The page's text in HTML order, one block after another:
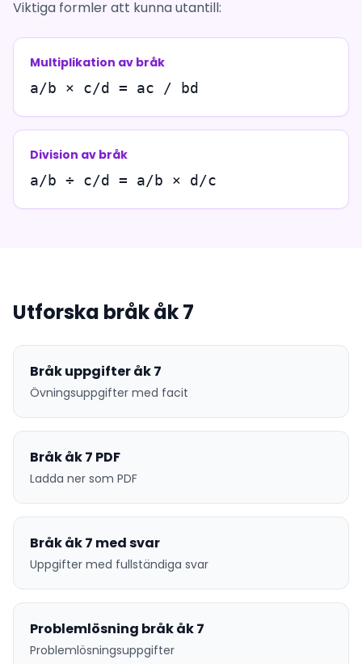
Viktiga formler att kunna utantill:
Multiplikation av bråk
a/b × c/d = ac / bd
Division av bråk
a/b ÷ c/d = a/b × d/c
Utforska bråk åk 7
Bråk uppgifter åk 7
Övningsuppgifter med facit
Bråk åk 7 PDF
Ladda ner som PDF
Bråk åk 7 med svar
Uppgifter med fullständiga svar
Problemlösning bråk åk 7
Problemlösningsuppgifter